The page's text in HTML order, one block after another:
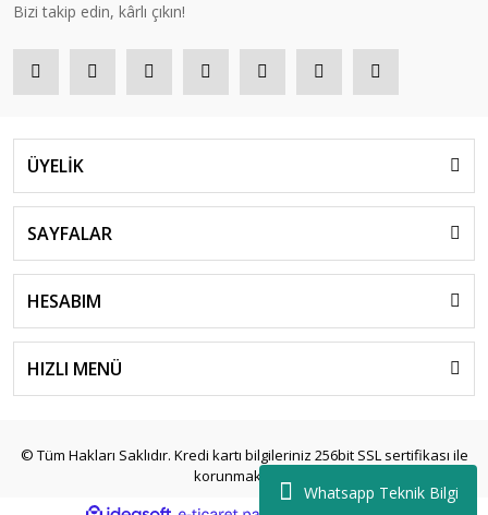
Whatsapp Teknik Bilgi
Bizi takip edin, kârlı çıkın!
ÜYELİK
SAYFALAR
HESABIM
HIZLI MENÜ
© Tüm Hakları Saklıdır. Kredi kartı bilgileriniz 256bit SSL sertifikası ile
korunmaktadır.